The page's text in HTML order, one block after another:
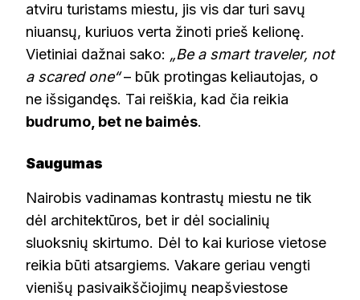
atviru turistams miestu, jis vis dar turi savų
niuansų, kuriuos verta žinoti prieš kelionę.
Vietiniai dažnai sako: „Be a smart traveler, not
a scared one“– būk protingas keliautojas, o
ne išsigandęs. Tai reiškia, kad čia reikia
budrumo, bet ne baimės.
Saugumas
Nairobis vadinamas kontrastų miestu ne tik
dėl architektūros, bet ir dėl socialinių
sluoksnių skirtumo. Dėl to kai kuriose vietose
reikia būti atsargiems. Vakare geriau vengti
vienišų pasivaikščiojimų neapšviestose